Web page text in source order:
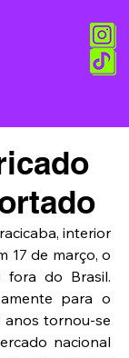
interior
17 de março, o
fora do Brasil.
para o
anos tornou-se
nacional